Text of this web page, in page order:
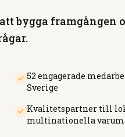
bygga framgången
52 engagerade
Sverige
Kvalitetspartner till
multinationella